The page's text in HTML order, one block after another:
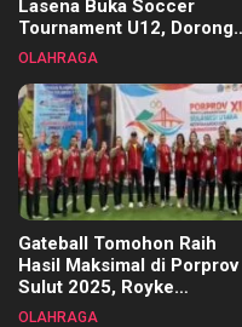
Lasena Buka Soccer
Tournament U12, Dorong
Pembinaan Merata di
OLAHRAGA
Gateball Tomohon Raih
Hasil Maksimal di Porprov
Sulut 2025, Royke
Tangkawarouw Ucapkan
OLAHRAGA